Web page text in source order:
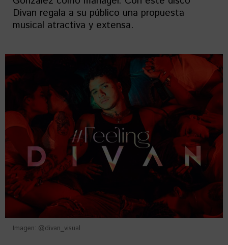
Divan regala a su público una propuesta
musical atractiva y extensa.
Imagen: @divan_visual